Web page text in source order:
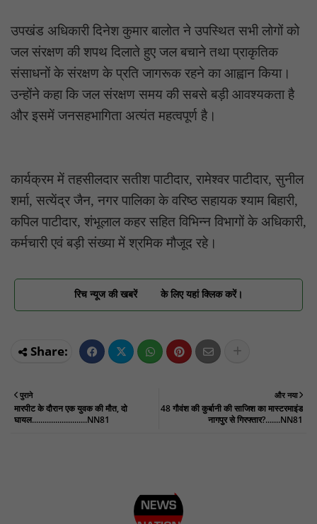
उपखंड अधिकारी दिनेश कुमार बालोत ने उपस्थित सभी लोगों को
जल संरक्षण की शपथ दिलाते हुए जल बचाने तथा प्राकृतिक
संसाधनों के संरक्षण के प्रति जागरूक रहने का आह्वान किया।
उन्होंने कहा कि जल संरक्षण समय की सबसे बड़ी आवश्यकता है
और इसमें जनसहभागिता अत्यंत महत्वपूर्ण है।
कार्यक्रम में तहसीलदार सतीश पाटीदार, रामेश्वर पाटीदार, सुनील
शर्मा, सत्येंद्र जैन, नगर पालिका के वरिष्ठ सहायक श्याम बिहारी,
कपिल पाटीदार, शंभूलाल कहर सहित विभिन्न विभागों के अधिकारी,
कर्मचारी एवं बड़ी संख्या में श्रमिक मौजूद रहे।
रिच न्यूज की खबरें के लिए यहां क्लिक करें।
और नया
48 गौवंश की कुर्बानी की साजिश का मास्टरमाइंड
नागपुर से गिरफ्तार?.......NN81
पुराने
मारपीट के दौरान एक युवक की मौत, दो
घायल..........................NN81